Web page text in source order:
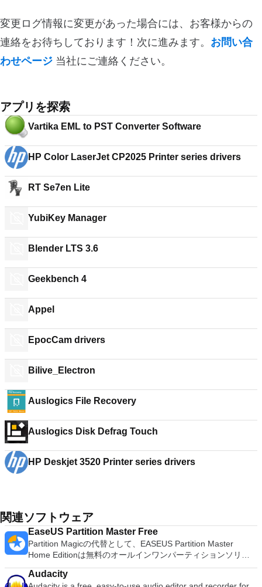
変更ログ情報に変更があった場合には、お客様からの
連絡をお待ちしております！次に進みます。 お問い合
わせページ 当社にご連絡ください。
アプリを探索
Vartika EML to PST Converter Software
HP Color LaserJet CP2025 Printer series drivers
RT Se7en Lite
YubiKey Manager
Blender LTS 3.6
Geekbench 4
Appel
EpocCam drivers
Bilive_Electron
Auslogics File Recovery
Auslogics Disk Defrag Touch
HP Deskjet 3520 Printer series drivers
関連ソフトウェア
EaseUS Partition Master Free
Partition Magicの代替として、EASEUS Partition Master
Home Editionは無料のオールインワンパーティションソリュ
ーションおよびディスク管理ユーティリティです。パーティシ
ョンの拡張（特にシステムドライブ用）、ディスク領域の管
Audacity